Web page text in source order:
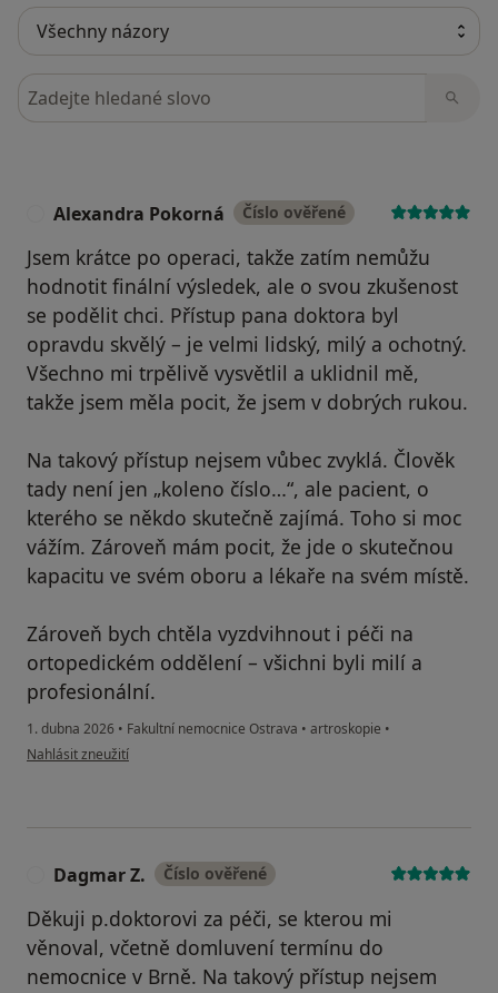
Hledejte v názorech
Alexandra Pokorná Číslo ověřené
Jsem krátce po operaci, takže zatím nemůžu
hodnotit finální výsledek, ale o svou zkušenost
se podělit chci. Přístup pana doktora byl
opravdu skvělý – je velmi lidský, milý a ochotný.
Všechno mi trpělivě vysvětlil a uklidnil mě,
takže jsem měla pocit, že jsem v dobrých rukou.
Na takový přístup nejsem vůbec zvyklá. Člověk
tady není jen „koleno číslo…“, ale pacient, o
kterého se někdo skutečně zajímá. Toho si moc
vážím. Zároveň mám pocit, že jde o skutečnou
kapacitu ve svém oboru a lékaře na svém místě.
Zároveň bych chtěla vyzdvihnout i péči na
ortopedickém oddělení – všichni byli milí a
profesionální.
1. dubna 2026 • Fakultní nemocnice Ostrava • artroskopie •
podle názoru uživatele Alexandra Pokorná
Nahlásit zneužití
Dagmar Z. Číslo ověřené
Děkuji p.doktorovi za péči, se kterou mi
věnoval, včetně domluvení termínu do
nemocnice v Brně. Na takový přístup nejsem